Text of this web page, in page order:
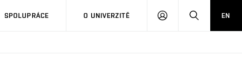
SPOLUPRÁCE O UNIVERZITĚ
PŘIHLÁSIT HLEDATEN